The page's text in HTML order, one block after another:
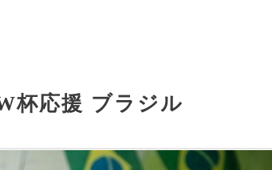
杯応援 ブラジル